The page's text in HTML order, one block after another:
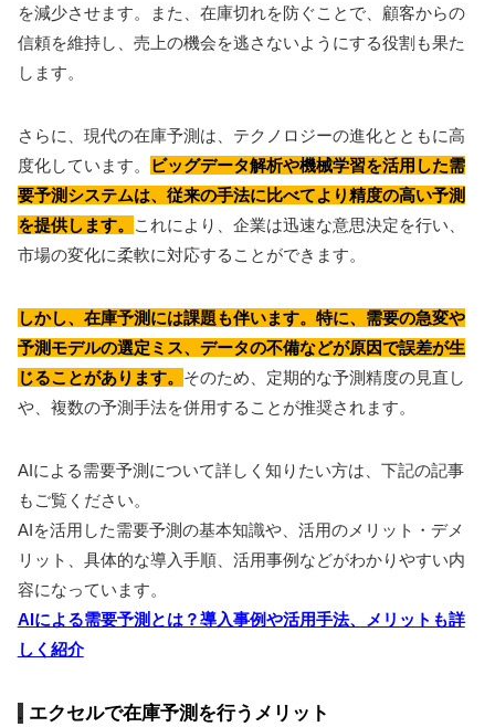
を減少させます。また、在庫切れを防ぐことで、顧客からの
信頼を維持し、売上の機会を逃さないようにする役割も果た
します。
さらに、現代の在庫予測は、テクノロジーの進化とともに高
度化しています。
ビッグデータ解析や機械学習を活用した需
要予測システムは、従来の手法に比べてより精度の高い予測
を提供します。
これにより、企業は迅速な意思決定を行い、
市場の変化に柔軟に対応することができます。
しかし、在庫予測には課題も伴います。特に、需要の急変や
予測モデルの選定ミス、データの不備などが原因で誤差が生
じることがあります。 そのため、定期的な予測精度の見直し
や、複数の予測手法を併用することが推奨されます。
AIによる需要予測について詳しく知りたい方は、下記の記事
もご覧ください。
AIを活用した需要予測の基本知識や、活用のメリット・デメ
リット、具体的な導入手順、活用事例などがわかりやすい内
容になっています。
AIによる需要予測とは？導入事例や活用手法、メリットも詳
しく紹介
エクセルで在庫予測を行うメリット